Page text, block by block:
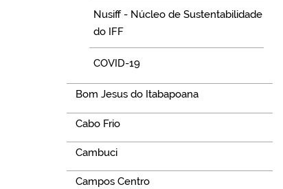
Nusiff - Núcleo de Sustentabilidade
do IFF
COVID-19
Bom Jesus do Itabapoana
Cabo Frio
Cambuci
Campos Centro